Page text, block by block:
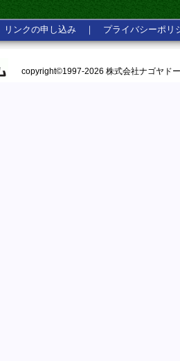
リンクの申し込み ｜ プライバシーポリ
copyright©1997-2026 株式会社ナゴヤド